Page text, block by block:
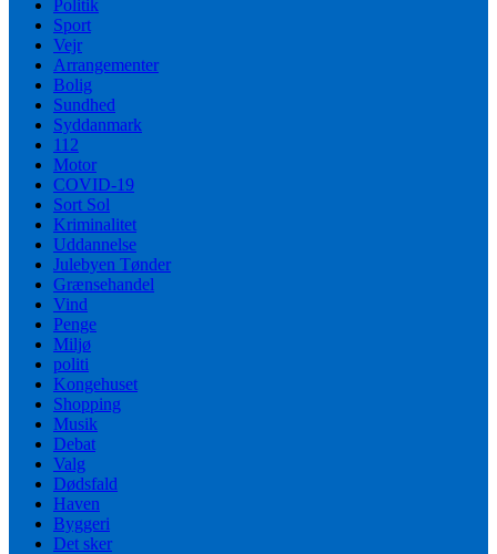
Politik
Sport
Vejr
Arrangementer
Bolig
Sundhed
Syddanmark
112
Motor
COVID-19
Sort Sol
Kriminalitet
Uddannelse
Julebyen Tønder
Grænsehandel
Vind
Penge
Miljø
politi
Kongehuset
Shopping
Musik
Debat
Valg
Dødsfald
Haven
Byggeri
Det sker